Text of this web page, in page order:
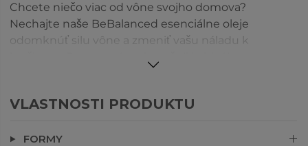
Chcete niečo viac od vône svojho domova?
Nechajte naše BeBalanced esenciálne oleje
odomknúť silu vône a zmeniť vašu náladu k
VLASTNOSTI PRODUKTU
FORMY